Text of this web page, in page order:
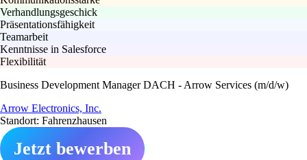
Verhandlungsgeschick
Präsentationsfähigkeit
Teamarbeit
Kenntnisse in Salesforce
Flexibilität
Business Development Manager DACH - Arrow Services (m/d/w)
Arrow Electronics, Inc.
Standort: Fahrenzhausen
Jetzt bewerben